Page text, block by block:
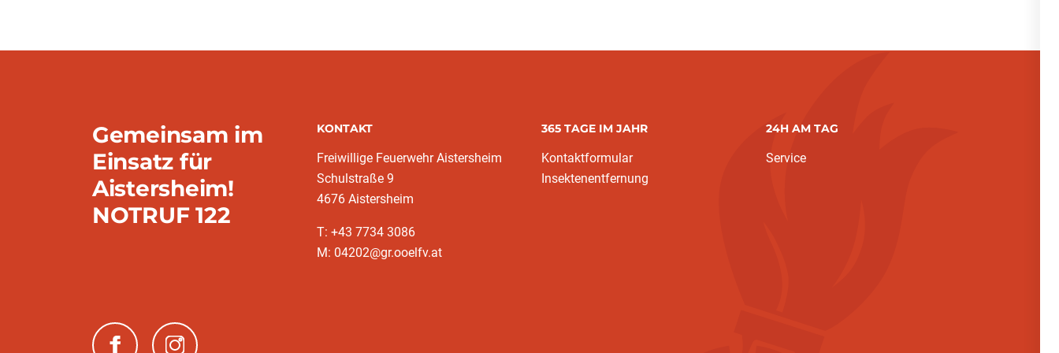
Gemeinsam im
Einsatz für
Aistersheim!
NOTRUF 122
KONTAKT
Freiwillige Feuerwehr Aistersheim
Schulstraße 9
4676 Aistersheim
T: +43 7734 3086
M: 04202@gr.ooelfv.at
365 TAGE IM JAHR
Kontaktformular
Insektenentfernung
24H AM TAG
Service